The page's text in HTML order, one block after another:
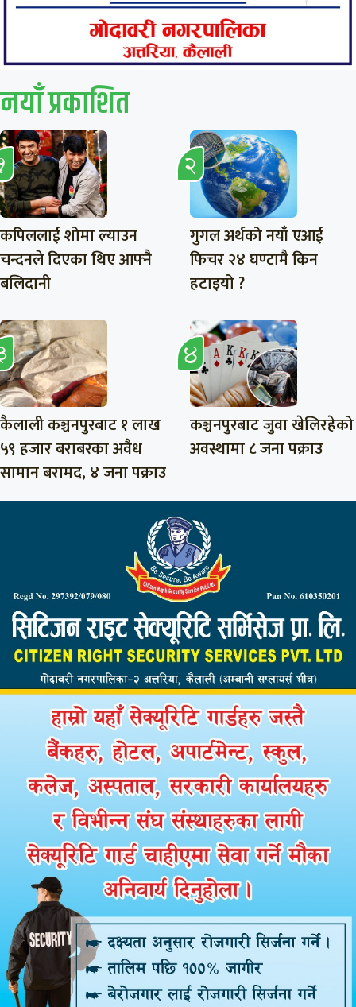
नयाँ प्रकाशित
कपिललाई शोमा ल्याउन
चन्दनले दिएका थिए आफ्नै
बलिदानी
गुगल अर्थको नयाँ एआई
फिचर २४ घण्टामै किन
हटाइयो ?
कैलाली कञ्चनपुरबाट १ लाख
५९ हजार बराबरका अवैध
सामान बरामद, ४ जना पक्राउ
कञ्चनपुरबाट जुवा खेलिरहेको
अवस्थामा ८ जना पक्राउ